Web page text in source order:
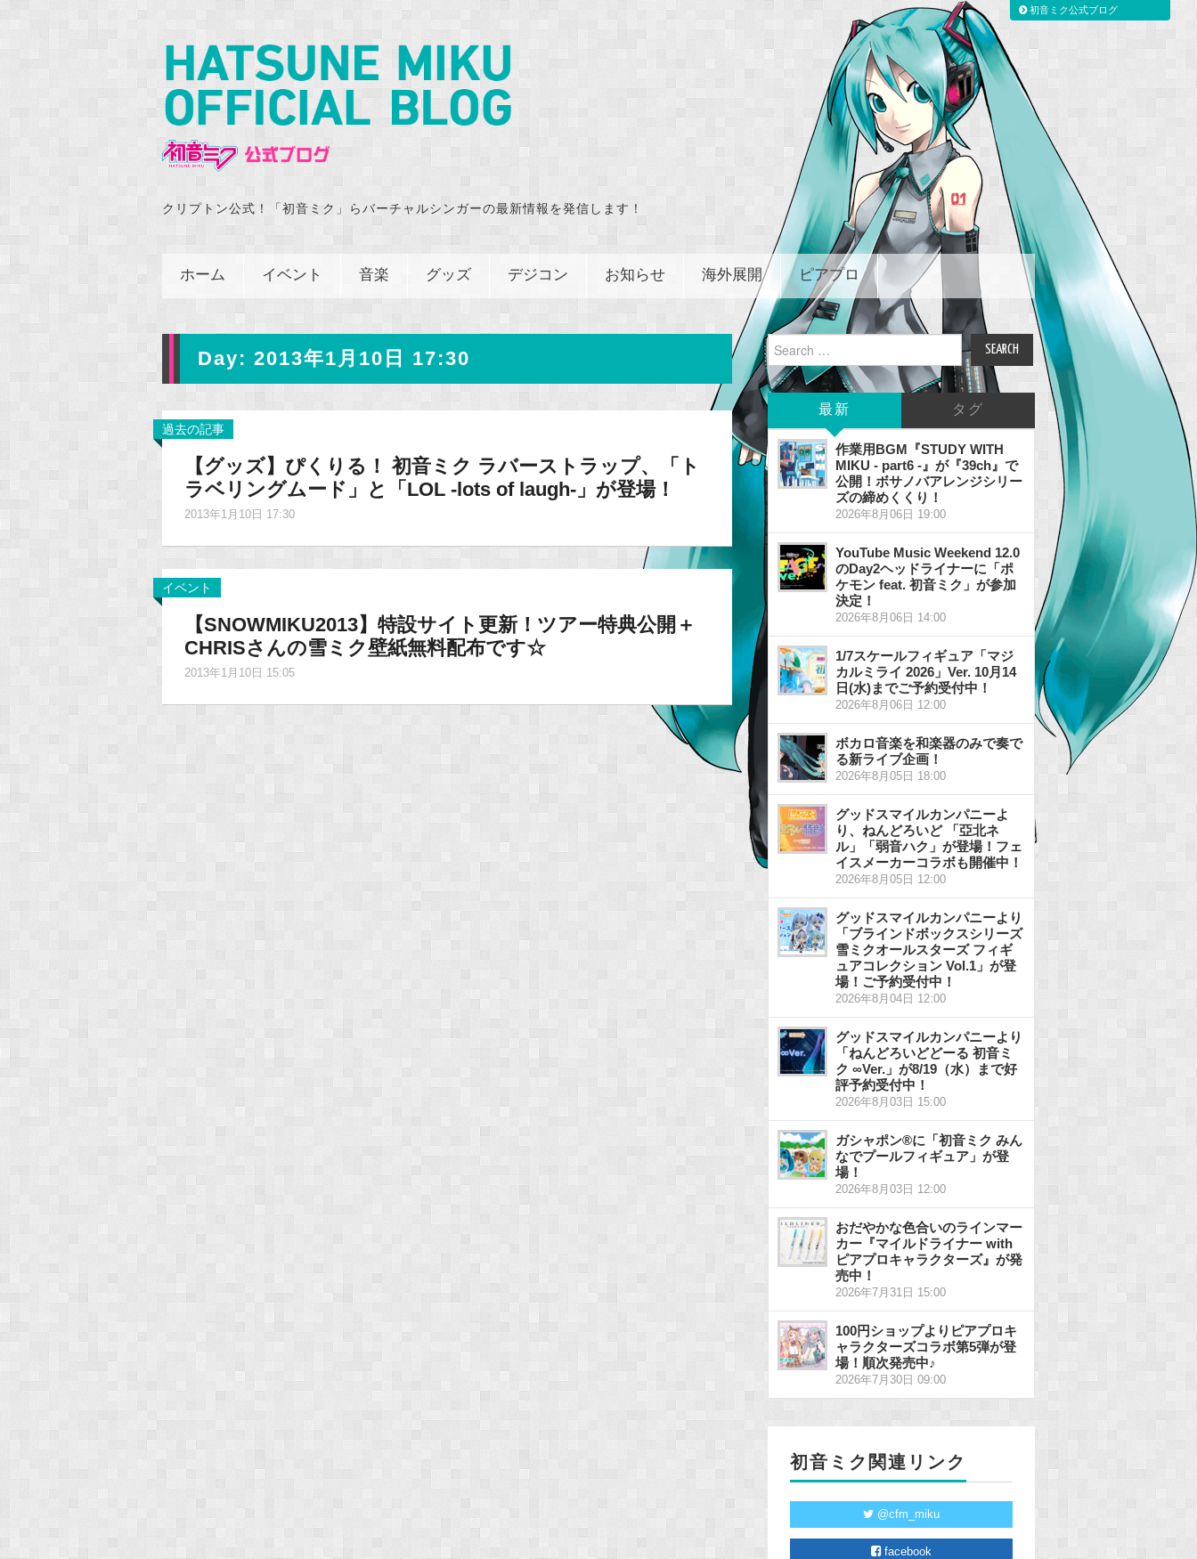
クリプトン公式！「初音ミク」らバーチャルシンガーの最新情報を発信します！
ホーム イベント 音楽 グッズ デジコン お知らせ 海外展開 ピアプロ
Day: 2013年1月10日 17:30
過去の記事
【グッズ】ぴくりる！ 初音ミク ラバーストラップ、「ト
ラベリングムード」と「LOL -lots of laugh-」が登場！
2013年1月10日 17:30
イベント
【SNOWMIKU2013】特設サイト更新！ツアー特典公開＋
CHRISさんの雪ミク壁紙無料配布です☆
2013年1月10日 15:05
Search
for:
最新 タグ
作業用BGM『STUDY WITH
MIKU - part6 -』が『39ch』で
公開！ボサノバアレンジシリー
ズの締めくくり！
2026年8月06日 19:00
YouTube Music Weekend 12.0
のDay2ヘッドライナーに「ポ
ケモン feat. 初音ミク」が参加
決定！
2026年8月06日 14:00
1/7スケールフィギュア「マジ
カルミライ 2026」Ver. 10月14
日(水)までご予約受付中！
2026年8月06日 12:00
ボカロ音楽を和楽器のみで奏で
る新ライブ企画！
2026年8月05日 18:00
グッドスマイルカンパニーよ
り、ねんどろいど 「亞北ネ
ル」「弱音ハク」が登場！フェ
イスメーカーコラボも開催中！
2026年8月05日 12:00
グッドスマイルカンパニーより
「ブラインドボックスシリーズ
雪ミクオールスターズ フィギ
ュアコレクション Vol.1」が登
場！ご予約受付中！
2026年8月04日 12:00
グッドスマイルカンパニーより
「ねんどろいどどーる 初音ミ
ク ∞Ver.」が8/19（水）まで好
評予約受付中！
2026年8月03日 15:00
ガシャポン®に「初音ミク みん
なでプールフィギュア」が登
場！
2026年8月03日 12:00
おだやかな色合いのラインマー
カー『マイルドライナー with
ピアプロキャラクターズ』が発
売中！
2026年7月31日 15:00
100円ショップよりピアプロキ
ャラクターズコラボ第5弾が登
場！順次発売中♪
2026年7月30日 09:00
初音ミク関連リンク
@cfm_miku
facebook
初音ミク公式ブログ